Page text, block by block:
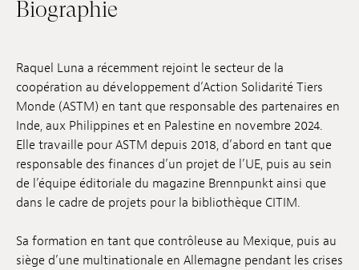
Emplois
Archives
Publications
Biographie
Raquel Luna a récemment rejoint le secteur de la
coopération au développement d’Action Solidarité Tiers
Monde (ASTM) en tant que responsable des partenaires en
Inde, aux Philippines et en Palestine en novembre 2024.
Elle travaille pour ASTM depuis 2018, d’abord en tant que
responsable des finances d’un projet de l’UE, puis au sein
de l’équipe éditoriale du magazine Brennpunkt ainsi que
dans le cadre de projets pour la bibliothèque CITIM.
Sa formation en tant que contrôleuse au Mexique, puis au
siège d’une multinationale en Allemagne pendant les crises